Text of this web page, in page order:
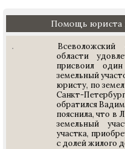
Помощь юриста
Всеволожский
области
присвоил
земельный
юристу, по
Санкт-
обратился
пояснила, что в
земельный
участка,
с долей жилого